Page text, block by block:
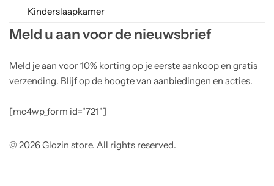
Kinderslaapkamer
Meld u aan voor de nieuwsbrief
Meld je aan voor 10% korting op je eerste aankoop en gratis
verzending. Blijf op de hoogte van aanbiedingen en acties.
[mc4wp_form id="721"]
© 2026 Glozin store. All rights reserved.